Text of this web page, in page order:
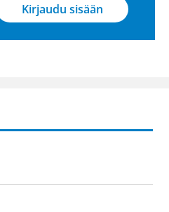
Kirjaudu sisään